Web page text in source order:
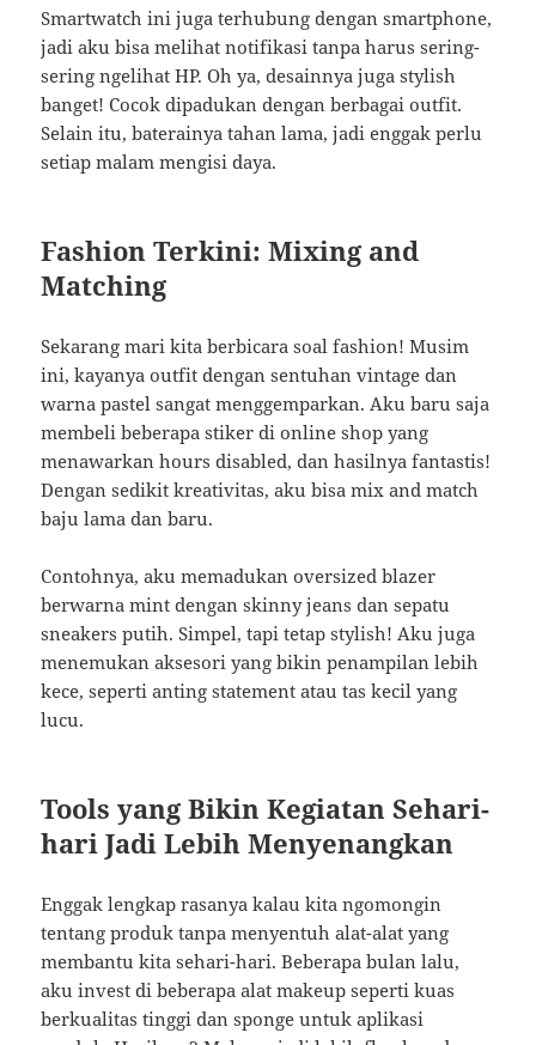
Smartwatch ini juga terhubung dengan smartphone,
jadi aku bisa melihat notifikasi tanpa harus sering-
sering ngelihat HP. Oh ya, desainnya juga stylish
banget! Cocok dipadukan dengan berbagai outfit.
Selain itu, baterainya tahan lama, jadi enggak perlu
setiap malam mengisi daya.
Fashion Terkini: Mixing and
Matching
Sekarang mari kita berbicara soal fashion! Musim
ini, kayanya outfit dengan sentuhan vintage dan
warna pastel sangat menggemparkan. Aku baru saja
membeli beberapa stiker di online shop yang
menawarkan hours disabled, dan hasilnya fantastis!
Dengan sedikit kreativitas, aku bisa mix and match
baju lama dan baru.
Contohnya, aku memadukan oversized blazer
berwarna mint dengan skinny jeans dan sepatu
sneakers putih. Simpel, tapi tetap stylish! Aku juga
menemukan aksesori yang bikin penampilan lebih
kece, seperti anting statement atau tas kecil yang
lucu.
Tools yang Bikin Kegiatan Sehari-
hari Jadi Lebih Menyenangkan
Enggak lengkap rasanya kalau kita ngomongin
tentang produk tanpa menyentuh alat-alat yang
membantu kita sehari-hari. Beberapa bulan lalu,
aku invest di beberapa alat makeup seperti kuas
berkualitas tinggi dan sponge untuk aplikasi